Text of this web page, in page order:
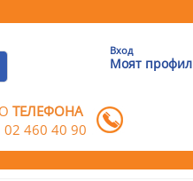
Вход
Моят профил
ТЕЛЕФОНА
02 460 40 90